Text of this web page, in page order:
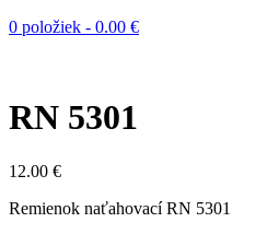
0 položiek - 0.00 €
RN 5301
12.00 €
Remienok naťahovací RN 5301